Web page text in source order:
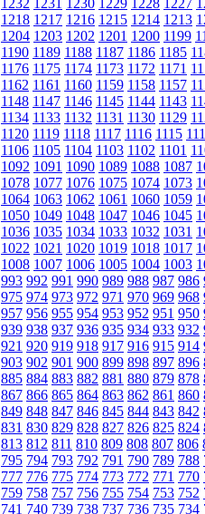
1232 1231 1230 1229 1228 1227
1218 1217 1216 1215 1214 1213
1204 1203 1202 1201 1200 1199
1190 1189 1188 1187 1186 1185
1176 1175 1174 1173 1172 1171
1162 1161 1160 1159 1158 1157
1148 1147 1146 1145 1144 1143
1134 1133 1132 1131 1130 1129
1120 1119 1118 1117 1116 1115
1106 1105 1104 1103 1102 1101
1092 1091 1090 1089 1088 1087
1078 1077 1076 1075 1074 1073
1064 1063 1062 1061 1060 1059
1050 1049 1048 1047 1046 1045
1036 1035 1034 1033 1032 1031
1022 1021 1020 1019 1018 1017
1008 1007 1006 1005 1004 1003
993 992 991 990 989 988 987 986
975 974 973 972 971 970 969 968
957 956 955 954 953 952 951 950
939 938 937 936 935 934 933 932
921 920 919 918 917 916 915 914
903 902 901 900 899 898 897 896
885 884 883 882 881 880 879 878
867 866 865 864 863 862 861 860
849 848 847 846 845 844 843 842
831 830 829 828 827 826 825 824
813 812 811 810 809 808 807 806
795 794 793 792 791 790 789 788
777 776 775 774 773 772 771 770
759 758 757 756 755 754 753 752
741 740 739 738 737 736 735 734